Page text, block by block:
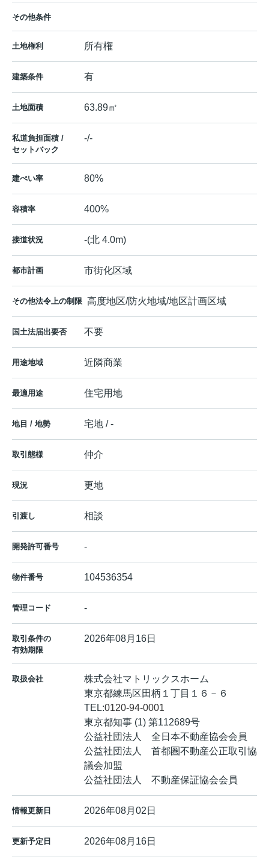
その他条件
土地権利 所有権
建築条件 有
土地面積 63.89㎡
私道負担面積 /
セットバック
-/-
建ぺい率 80%
容積率 400%
接道状況 -(北 4.0m)
都市計画 市街化区域
その他法令上の制限 高度地区/防火地域/地区計画区域
国土法届出要否 不要
用途地域 近隣商業
最適用途 住宅用地
地目 / 地勢 宅地 / -
取引態様 仲介
現況 更地
引渡し 相談
開発許可番号 -
物件番号 104536354
管理コード -
取引条件の
有効期限
2026年08月16日
取扱会社
株式会社マトリックスホーム
東京都練馬区田柄１丁目１６－６
TEL:0120-94-0001
東京都知事 (1) 第112689号
公益社団法人 全日本不動産協会会員
公益社団法人 首都圏不動産公正取引協
議会加盟
公益社団法人 不動産保証協会会員
情報更新日 2026年08月02日
更新予定日 2026年08月16日